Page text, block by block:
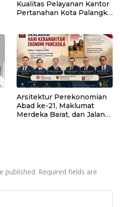
Kualitas Pelayanan Kantor
Pertanahan Kota Palangka
Arsitektur Perekonomian
Abad ke-21, Maklumat
Merdeka Barat, dan Jalan
published. Required fields are